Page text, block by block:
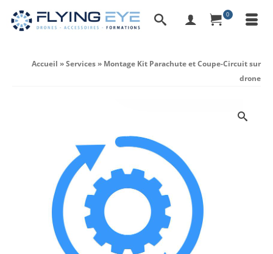
0
Accueil »Services» Montage Kit Parachute et Coupe-Circuit sur
drone